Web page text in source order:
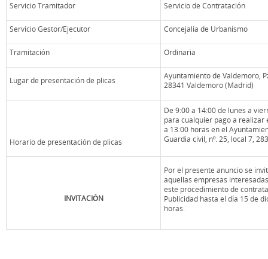
Servicio Tramitador Servicio de Contratación
Servicio Gestor/Ejecutor Concejalía de Urbanismo
Tramitación Ordinaria
Lugar de presentación de plicas
Ayuntamiento de Valdemoro,
28341 Valdemoro (Madrid)
Horario de presentación de plicas
De 9:00 a 14:00 de lunes a
para cualquier pago a realizar
a 13:00 horas en el
Guardia civil, nº. 25, local 7,
INVITACIÓN
Por el presente anuncio se
aquellas empresas
este procedimiento de
Publicidad hasta el día 15 de
horas.